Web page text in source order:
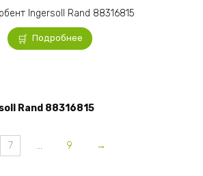
Подробнее
Rand 88316815
7 … 9 →